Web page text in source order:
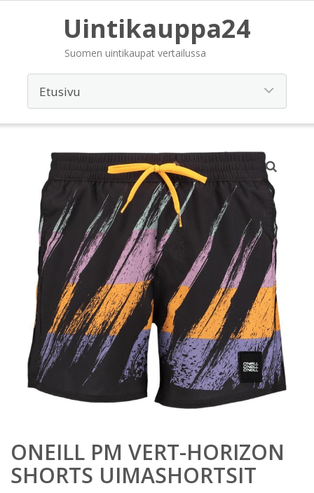
Uintikauppa24
Suomen uintikaupat vertailussa
ONEILL PM VERT-HORIZON
SHORTS UIMASHORTSIT